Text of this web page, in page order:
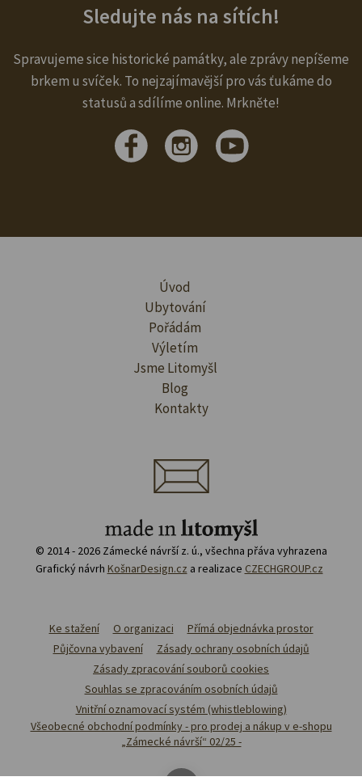
Sledujte nás na sítích!
Spravujeme sice historické památky, ale zprávy nepíšeme
brkem u svíček. To nejzajímavější pro vás ťukáme do
statusů a sdílíme online. Mrkněte!
Úvod
Ubytování
Pořádám
Výletím
Jsme Litomyšl
Blog
Kontakty
© 2014 - 2026 Zámecké návrší z. ú., všechna přáva vyhrazena
Grafický návrh KošnarDesign.cz a realizace CZECHGROUP.cz
Ke stažení O organizaci
Přímá objednávka prostor
Půjčovna vybavení
Zásady ochrany osobních údajů
Zásady zpracování souborů cookies
Souhlas se zpracováním osobních údajů
Vnitřní oznamovací systém (whistleblowing)
Všeobecné obchodní podmínky - pro prodej a nákup v e-shopu
„Zámecké návrší“ 02/25 -